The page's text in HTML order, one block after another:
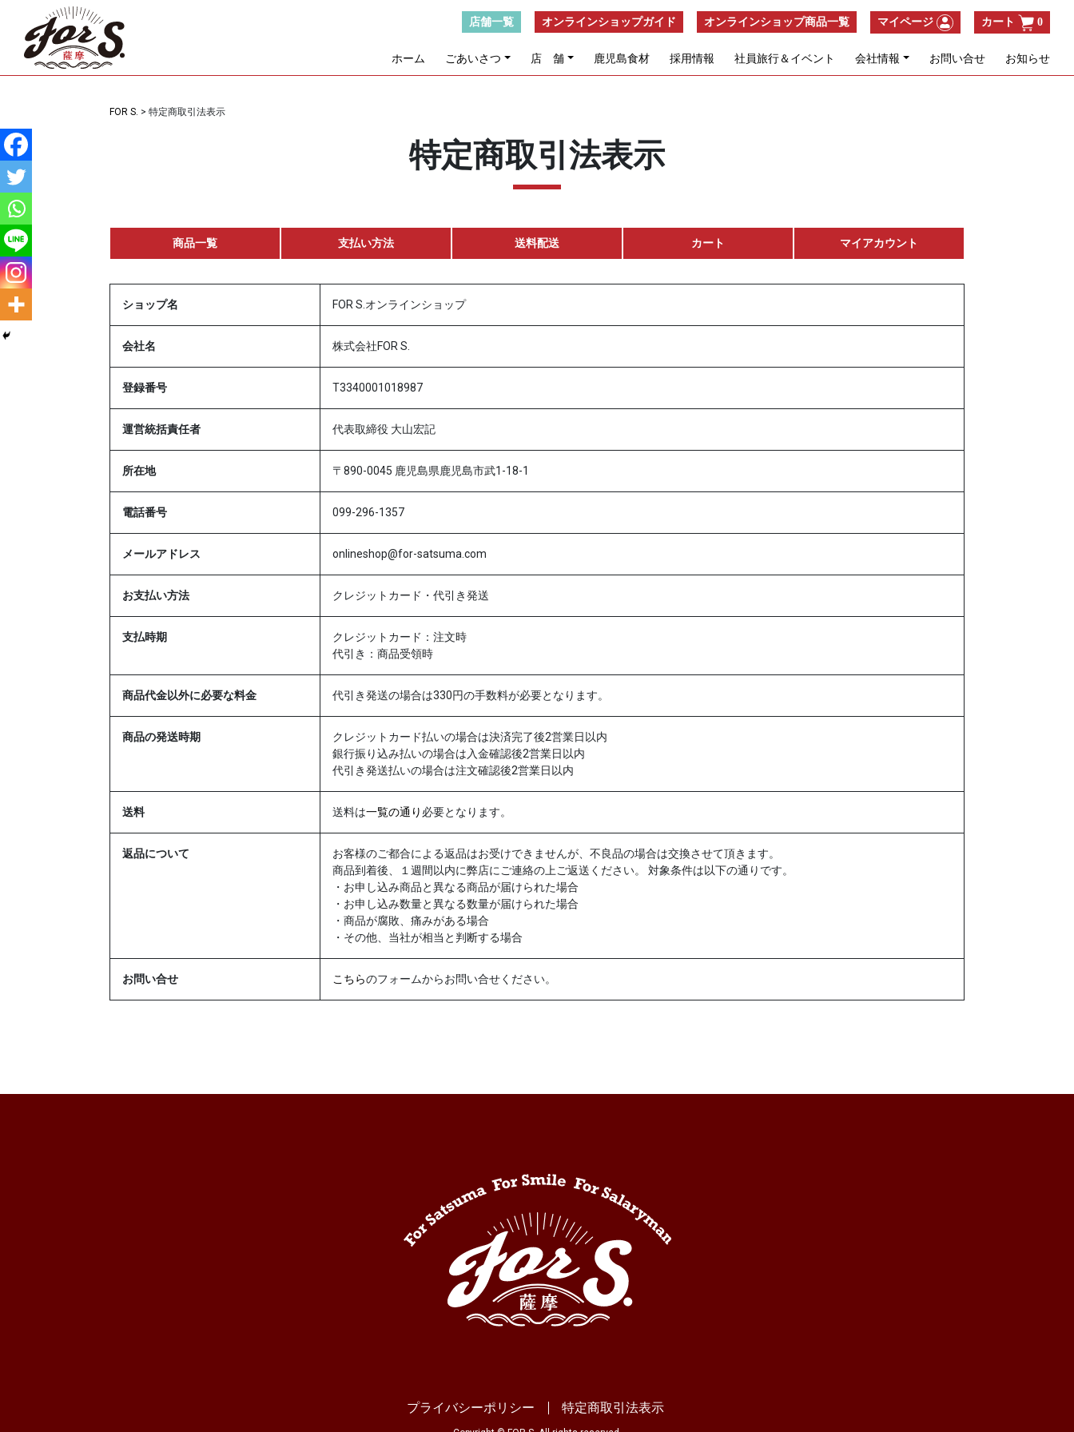
店舗一覧 オンラインショップガイド オンラインショップ商品一覧 マイページ カート 0
ホーム ごあいさつ 店 舗 鹿児島食材 採用情報 社員旅行＆イベント 会社情報 お問い合せ お知らせ
FOR S. > 特定商取引法表示
特定商取引法表示
商品一覧 支払い方法 送料配送 カート マイアカウント
ショップ名 FOR S.オンラインショップ
会社名 株式会社FOR S.
登録番号 T3340001018987
運営統括責任者 代表取締役 大山宏記
所在地 〒890-0045 鹿児島県鹿児島市武1-18-1
電話番号 099-296-1357
メールアドレス onlineshop@for-satsuma.com
お支払い方法 クレジットカード・代引き発送
支払時期
クレジットカード：注文時
代引き：商品受領時
商品代金以外に必要な料金 代引き発送の場合は330円の手数料が必要となります。
商品の発送時期
クレジットカード払いの場合は決済完了後2営業日以内
銀行振り込み払いの場合は入金確認後2営業日以内
代引き発送払いの場合は注文確認後2営業日以内
送料 送料は一覧の通り 必要となります。
返品について
お客様のご都合による返品はお受けできませんが、不良品の場合は交換させて頂きます。
商品到着後、１週間以内に弊店にご連絡の上ご返送ください。 対象条件は以下の通りです。
・お申し込み商品と異なる商品が届けられた場合
・お申し込み数量と異なる数量が届けられた場合
・商品が腐敗、痛みがある場合
・その他、当社が相当と判断する場合
お問い合せ こちらのフォームからお問い合せください。
プライバシーポリシー 特定商取引法表示